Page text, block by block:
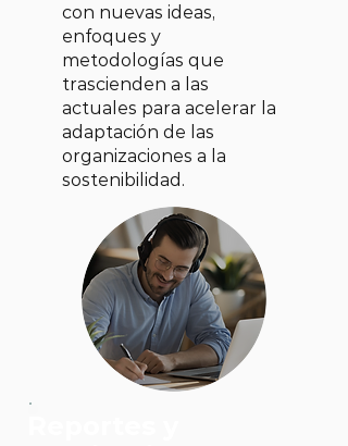
con nuevas ideas,
enfoques y
metodologías que
trascienden a las
actuales para acelerar la
adaptación de las
organizaciones a la
sostenibilidad.